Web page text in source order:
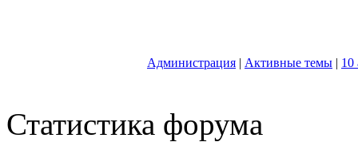
Администрация | Активные темы | 10
Статистика форума